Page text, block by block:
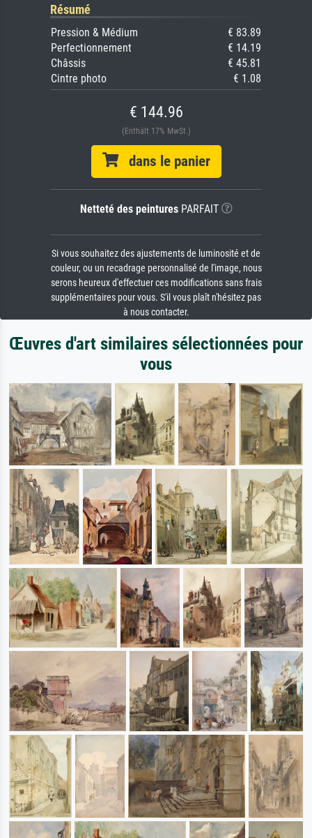
Résumé
Pression & Médium
€ 83.89
Perfectionnement
€ 14.19
Châssis
€ 45.81
Cintre photo
€ 1.08
€ 144.96
(Enthält 17% MwSt.)
dans le panier
Netteté des peinturesPARFAIT
Si vous souhaitez des ajustements de luminosité et de
couleur, ou un recadrage personnalisé de l'image, nous
serons heureux d'effectuer ces modifications sans frais
supplémentaires pour vous. S'il vous plaît n'hésitez pas
à nous contacter.
Œuvres d'art similaires sélectionnées pour
vous